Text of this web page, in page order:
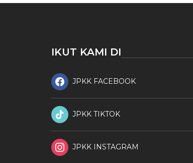
IKUT KAMI DI
JPKK FACEBOOK
JPKK TIKTOK
JPKK INSTAGRAM